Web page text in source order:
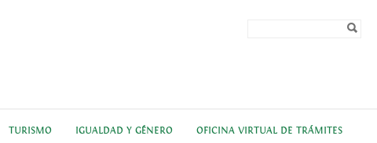
Formulario de
TURISMO IGUALDAD Y GÉNERO OFICINA VIRTUAL DE TRÁMITES